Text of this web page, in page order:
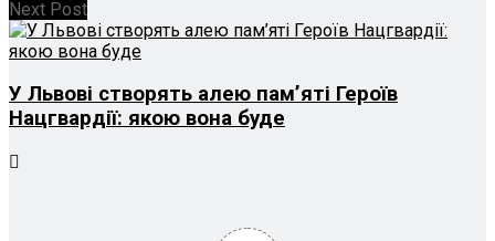
Next Post
У Львові створять алею пам’яті Героїв
Нацгвардії: якою вона буде